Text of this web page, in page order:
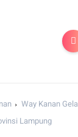
Way Kanan
Lampung